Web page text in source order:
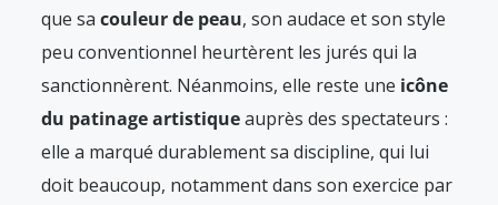
que sa couleur de peau, son audace et son style
peu conventionnel heurtèrent les jurés qui la
sanctionnèrent. Néanmoins, elle reste une icône
du patinage artistiqueauprès des spectateurs :
elle a marqué durablement sa discipline, qui lui
doit beaucoup, notamment dans son exercice par